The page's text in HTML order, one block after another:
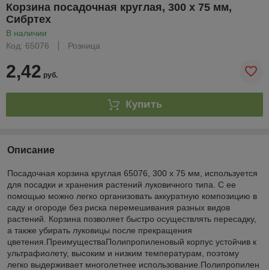
Корзина посадочная круглая, 300 х 75 мм,
Сибртех
В наличии
Код: 65076
Розница
2,42 руб.
Купить
Описание
Посадочная корзина круглая 65076, 300 х 75 мм, используется
для посадки и хранения растений луковичного типа. С ее
помощью можно легко организовать аккуратную композицию в
саду и огороде без риска перемешивания разных видов
растений. Корзина позволяет быстро осуществлять пересадку,
а также убирать луковицы после прекращения
цветения.ПреимуществаПолипропиленовый корпус устойчив к
ультрафиолету, высоким и низким температурам, поэтому
легко выдерживает многолетнее использование.Полипропилен